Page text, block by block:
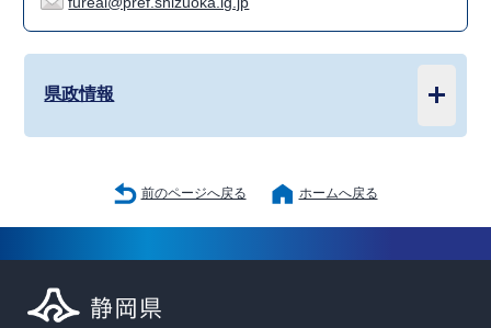
県政情報
前のページへ戻る ホームへ戻る